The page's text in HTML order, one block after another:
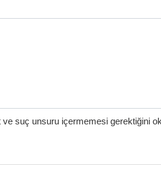
suç unsuru içermemesi gerektiğini